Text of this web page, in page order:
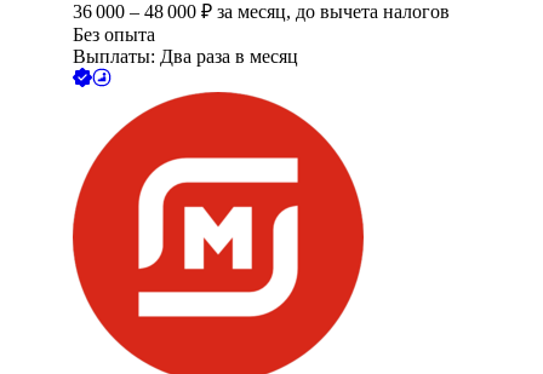
36 000 – 48 000 ₽ за месяц, до вычета налогов
Без опыта
Выплаты: Два раза в месяц